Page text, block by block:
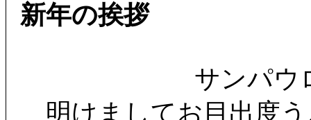
新年の挨拶
サンパウ
明けましてお目出度